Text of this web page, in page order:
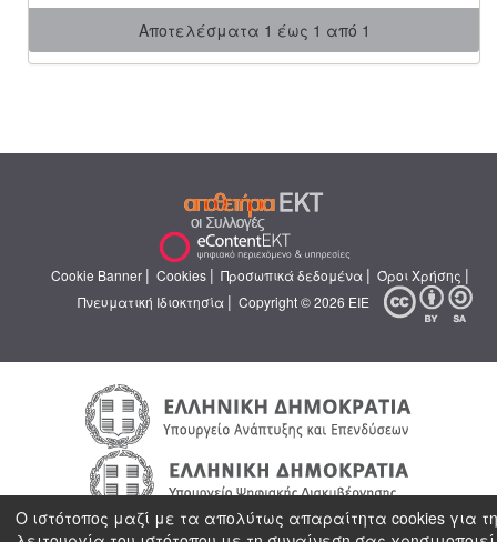
Αποτελέσματα 1 έως 1 από 1
Cookie Banner | Cookies | Προσωπικά δεδομένα | Όροι Χρήσης |
Πνευματική Ιδιοκτησία | Copyright © 2026 ΕΙΕ
Ο ιστότοπος μαζί με τα απολύτως απαραίτητα cookies για